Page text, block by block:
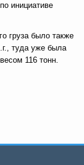
инициативе
груза было также
туда уже была
116 тонн.